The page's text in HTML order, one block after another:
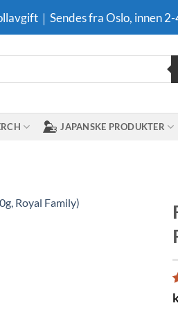
｜Sendes fra Oslo, innen
JAPANSKE PRODUKTER
2